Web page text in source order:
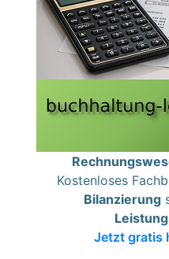
Kostenloses
Bilanzierung
Jetzt gratis